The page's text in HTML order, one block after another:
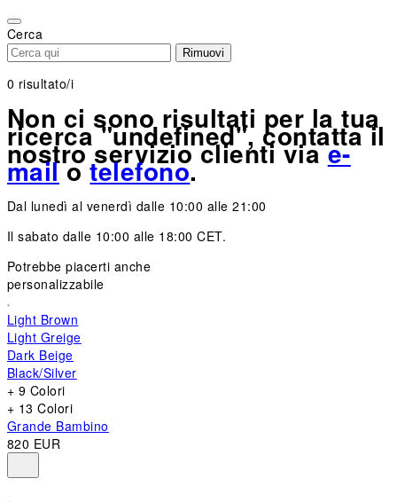
note:
This
website
includes
accessibility
system.
Cerca
Rimuovi
0 risultato/i
Non ci sono risultati per la tua
ricerca "undefined", contatta il
nostro servizio clienti viae-
mailotelefono.
Dal lunedì al venerdì dalle 10:00 alle 21:00
Il sabato dalle 10:00 alle 18:00 CET.
Potrebbe piacerti anche
personalizzabile
Light Brown
Light Greige
Dark Beige
Black/Silver
+ 9 Colori
+ 13 Colori
Grande Bambino
820 EUR